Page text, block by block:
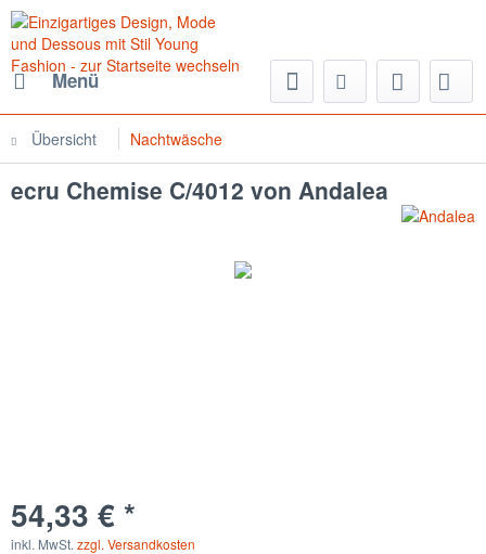
Menü
Übersicht Nachtwäsche
ecru Chemise C/4012 von Andalea
54,33 € *
inkl. MwSt. zzgl. Versandkosten